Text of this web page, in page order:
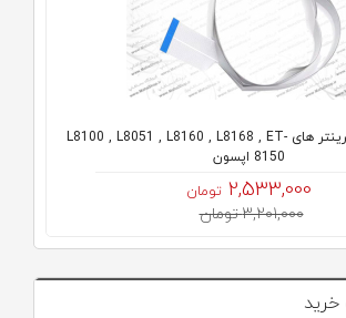
کابل فلت هد پرینتر های L8100 , L8051 , L8160 , L8168 , ET-
8150 اپسون
2,533,000 تومان
3,201,000 تومان